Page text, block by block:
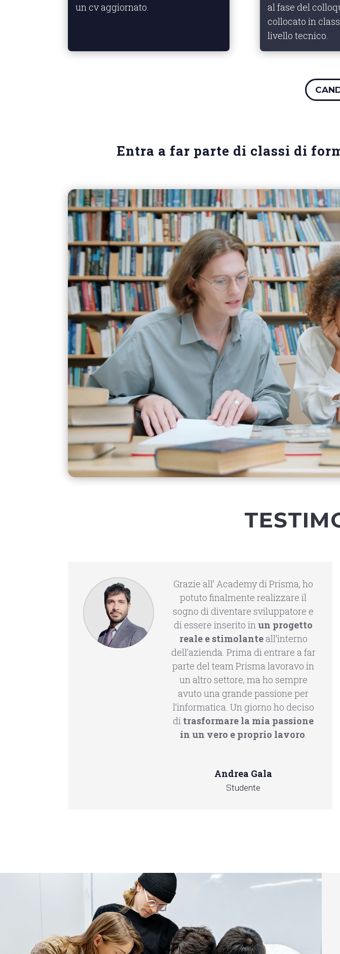
un cv aggiornato.
al fase del
collocato in
livello tecnico.
Entra a far parte di classi di
Grazie all’ Academy di Prisma, ho
potuto finalmente realizzare il
sogno di diventare sviluppatore e
di essere inserito in un progetto
reale e stimolanteall’interno
dell’azienda. Prima di entrare a far
parte del team Prisma lavoravo in
un altro settore, ma ho sempre
avuto una grande passione per
l’informatica. Un giorno ho deciso
di trasformare la mia passione
in un vero e proprio lavoro.
Andrea Gala
Studente